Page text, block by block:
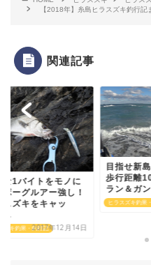
【2018年】糸島ヒラスズキ釣行記
関連記事
ズキ釣果・釣行記
な1バイトをモノに
ボーグルアー強し！
スズキをキャッ
...
2017年12月14日
ヒラスズキ釣果
目指せ新
歩行距離
ラン＆ガ